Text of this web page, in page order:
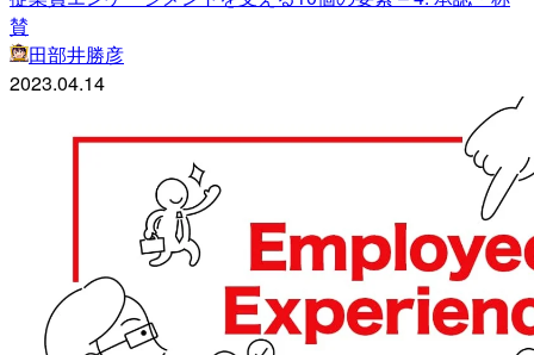
賛
田部井勝彦
2023.04.14